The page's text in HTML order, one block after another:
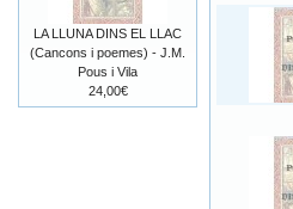
LA LLUNA DINS EL LLAC
(Cancons i poemes) - J.M.
Pous i Vila
24,00€